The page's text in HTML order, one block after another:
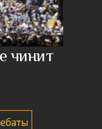
чинит